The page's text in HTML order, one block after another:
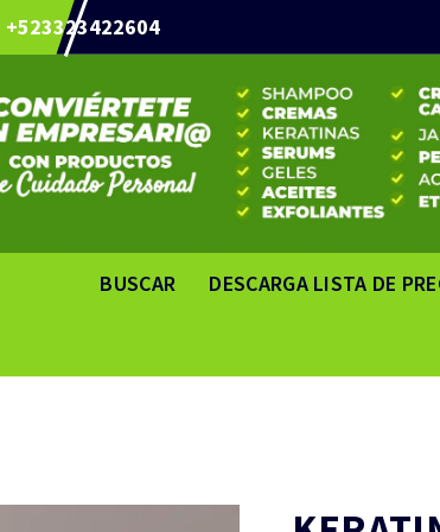
+523323422604
BUSCAR DESCARGA LISTA DE